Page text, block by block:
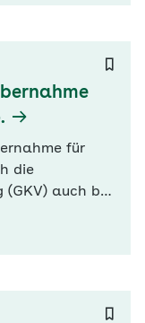
für
die
(GKV) auch bei
Eli Lilly,